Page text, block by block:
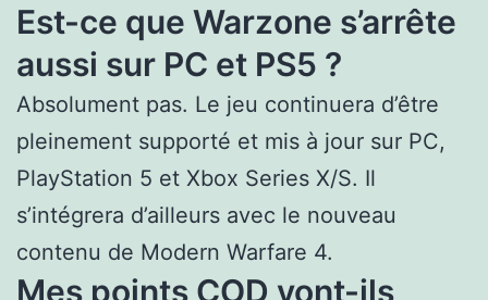
Est-ce que Warzone s’arrête
aussi sur PC et PS5 ?
Absolument pas. Le jeu continuera d’être
pleinement supporté et mis à jour sur PC,
PlayStation 5 et Xbox Series X/S. Il
s’intégrera d’ailleurs avec le nouveau
contenu de Modern Warfare 4.
Mes points COD vont-ils